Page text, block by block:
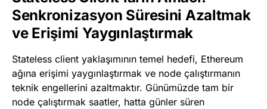
Senkronizasyon Süresini Azaltmak
ve Erişimi Yaygınlaştırmak
Stateless client yaklaşımının temel hedefi, Ethereum
ağına erişimi yaygınlaştırmak ve node çalıştırmanın
teknik engellerini azaltmaktır. Günümüzde tam bir
node çalıştırmak saatler, hatta günler süren